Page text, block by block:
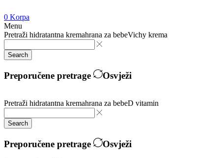
0 Korpa
Menu
Pretraži hidratantna kremahrana za bebeVichy krema
Search
Preporučene pretrage Osvježi
Pretraži hidratantna kremahrana za bebeD vitamin
Search
Preporučene pretrage
Osvježi